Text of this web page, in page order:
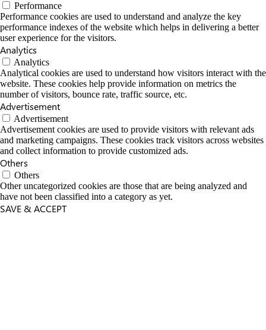
Performance
Performance cookies are used to understand and analyze the key
performance indexes of the website which helps in delivering a better
user experience for the visitors.
Analytics
Analytics
Analytical cookies are used to understand how visitors interact with the
website. These cookies help provide information on metrics the
number of visitors, bounce rate, traffic source, etc.
Advertisement
Advertisement
Advertisement cookies are used to provide visitors with relevant ads
and marketing campaigns. These cookies track visitors across websites
and collect information to provide customized ads.
Others
Others
Other uncategorized cookies are those that are being analyzed and
have not been classified into a category as yet.
SAVE & ACCEPT